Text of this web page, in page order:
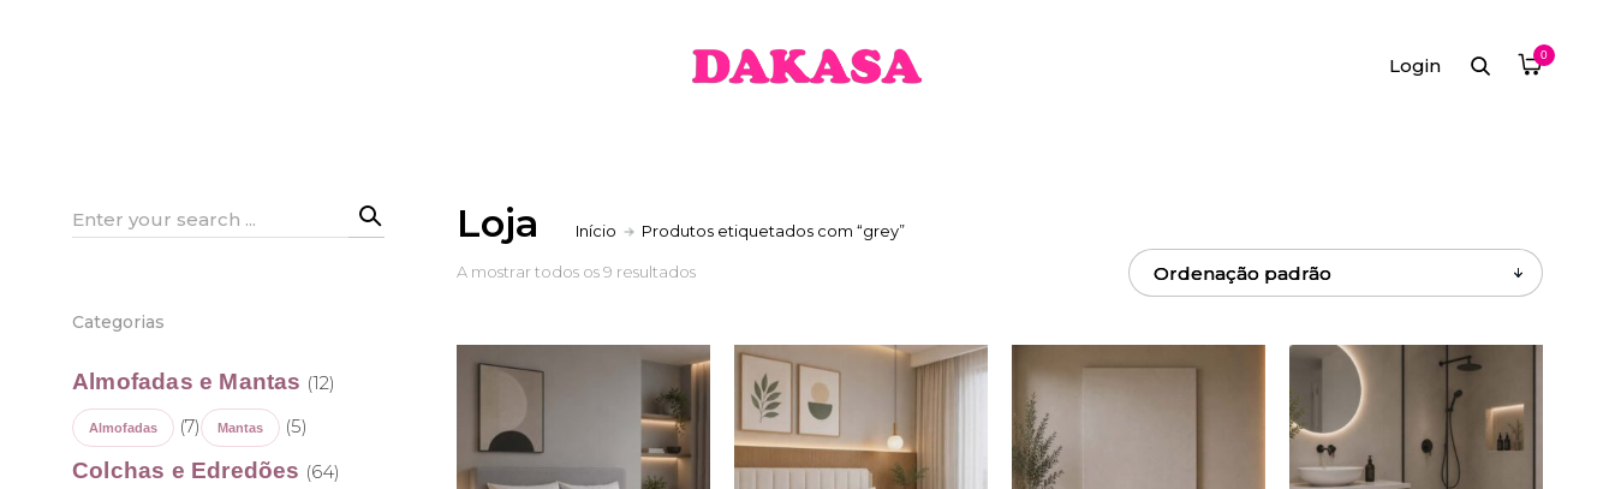
Login 0
Loja Início Produtos etiquetados com “grey”
A mostrar todos os 9 resultados
Search
Categorias
Almofadas e Mantas (12)
Almofadas (7) Mantas (5)
Colchas e Edredões (64)